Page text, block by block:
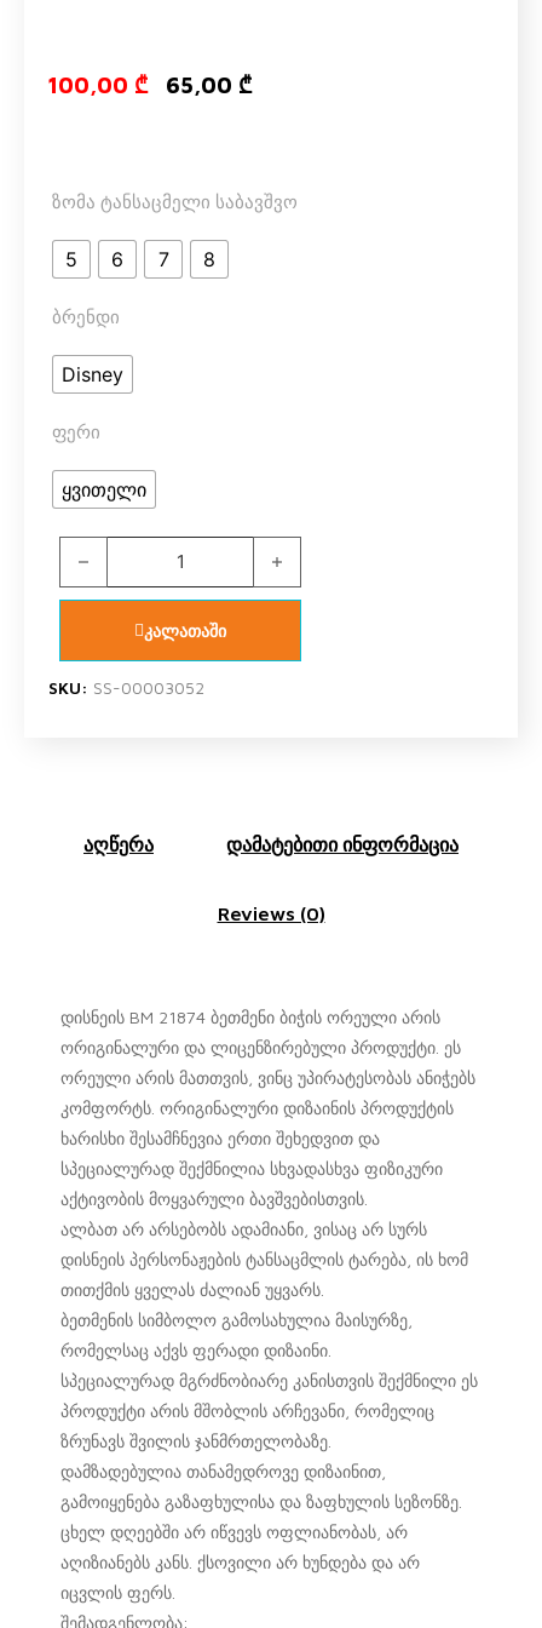
100,00 ₾ Original
65,00 ₾Current
ზომა ტანსაცმელი საბავშვო
5 6 7 8
ბრენდი
Disney
ფერი
ყვითელი
BM 21874 ბეთმენი ბიჭის ორეული შორტით quantity
კალათაში
SKU: SS-00003052
აღწერა დამატებითი ინფორმაცია
Reviews (0)
დისნეის BM 21874 ბეთმენი ბიჭის ორეული არის
ორიგინალური და ლიცენზირებული პროდუქტი. ეს
ორეული არის მათთვის, ვინც უპირატესობას ანიჭებს
კომფორტს. ორიგინალური დიზაინის პროდუქტის
ხარისხი შესამჩნევია ერთი შეხედვით და
სპეციალურად შექმნილია სხვადასხვა ფიზიკური
აქტივობის მოყვარული ბავშვებისთვის.
ალბათ არ არსებობს ადამიანი, ვისაც არ სურს
დისნეის პერსონაჟების ტანსაცმლის ტარება, ის ხომ
თითქმის ყველას ძალიან უყვარს.
ბეთმენის სიმბოლო გამოსახულია მაისურზე,
რომელსაც აქვს ფერადი დიზაინი.
სპეციალურად მგრძნობიარე კანისთვის შექმნილი ეს
პროდუქტი არის მშობლის არჩევანი, რომელიც
ზრუნავს შვილის ჯანმრთელობაზე.
დამზადებულია თანამედროვე დიზაინით,
გამოიყენება გაზაფხულისა და ზაფხულის სეზონზე.
ცხელ დღეებში არ იწვევს ოფლიანობას, არ
აღიზიანებს კანს. ქსოვილი არ ხუნდება და არ
იცვლის ფერს.
შემადგენლობა: